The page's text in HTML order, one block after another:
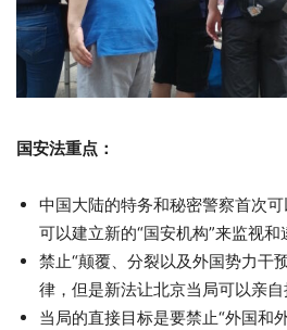
国安法重点：
中国大陆的特务和秘密警察首次
可以建立新的“国安机构”来监视和
禁止“颠覆、分裂以及外国势力干
律，但是新法让北京当局可以亲自
当局的直接目标是要禁止“外国和